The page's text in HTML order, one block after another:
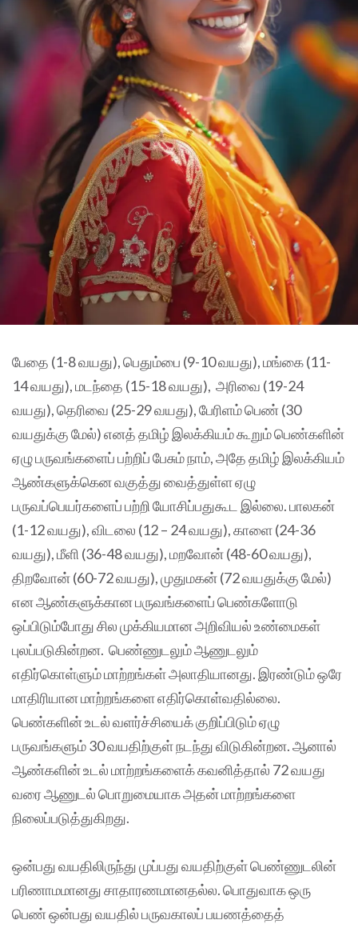
பேதை (1-8 வயது), பெதும்பை (9-10 வயது), மங்கை (11-
14 வயது), மடந்தை (15-18 வயது), அரிவை (19-24
வயது), தெரிவை (25-29 வயது), பேரிளம் பெண் (30
வயதுக்கு மேல்) எனத் தமிழ் இலக்கியம் கூறும் பெண்களின்
ஏழு பருவங்களைப் பற்றிப் பேசும் நாம், அதே தமிழ் இலக்கியம்
ஆண்களுக்கென வகுத்து வைத்துள்ள ஏழு
பருவப்பெயர்களைப் பற்றி யோசிப்பதுகூட இல்லை. பாலகன்
(1-12 வயது), விடலை (12 – 24 வயது), காளை (24-36
வயது), மீளி (36-48 வயது), மறவோன் (48-60 வயது),
திறவோன் (60-72 வயது), முதுமகன் (72 வயதுக்கு மேல்)
என ஆண்களுக்கான பருவங்களைப் பெண்களோடு
ஒப்பிடும்போது சில முக்கியமான அறிவியல் உண்மைகள்
புலப்படுகின்றன. பெண்ணுடலும் ஆணுடலும்
எதிர்கொள்ளும் மாற்றங்கள் அலாதியானது. இரண்டும் ஒரே
மாதிரியான மாற்றங்களை எதிர்கொள்வதில்லை.
பெண்களின் உடல் வளர்ச்சியைக் குறிப்பிடும் ஏழு
பருவங்களும் 30 வயதிற்குள் நடந்து விடுகின்றன. ஆனால்
ஆண்களின் உடல் மாற்றங்களைக் கவனித்தால் 72 வயது
வரை ஆணுடல் பொறுமையாக அதன் மாற்றங்களை
நிலைப்படுத்துகிறது.
ஒன்பது வயதிலிருந்து முப்பது வயதிற்குள் பெண்ணுடலின்
பரிணாமமானது சாதாரணமானதல்ல. பொதுவாக ஒரு
பெண் ஒன்பது வயதில் பருவகாலப் பயணத்தைத்